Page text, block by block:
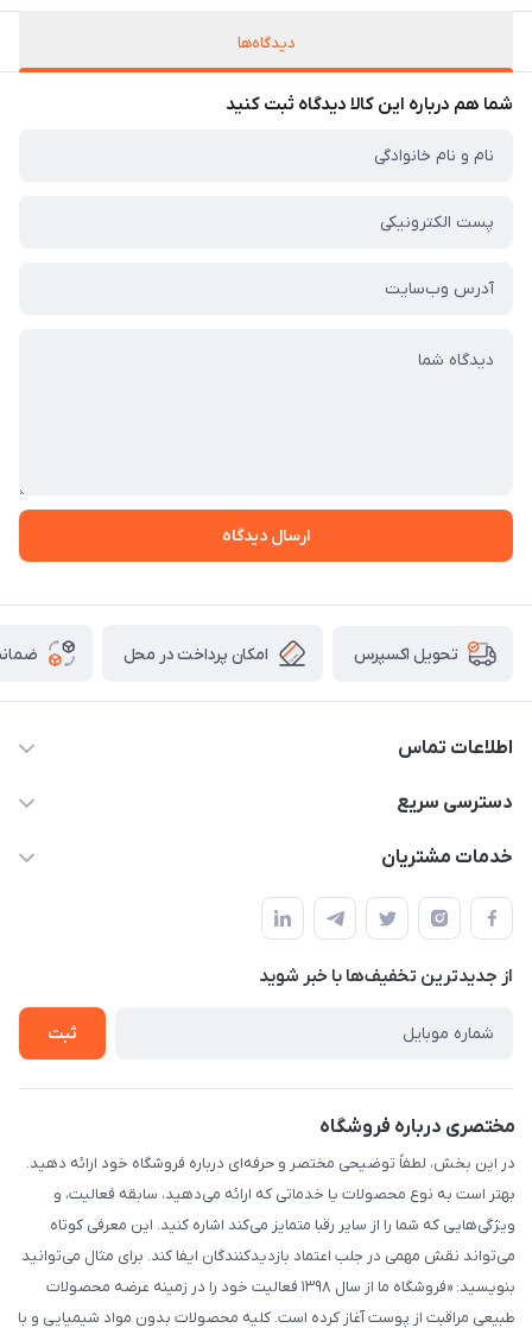
دیدگاه‌ها
شما هم درباره این کالا دیدگاه ثبت کنید
ارسال دیدگاه
تحویل اکسپرس امکان پرداخت در محل
اطلاعات تماس
۰۲۱۰۰۰۰۰۰۰۰
دسترسی سریع
حساب کاربری
لیست محصولات
درباره ما
خدمات مشتریان
قوانین و مقررات
حریم خصوصی
راهنما
از جدید‌ترین تخفیف‌ها با‌ خبر شوید
ثبت
مختصری درباره فروشگاه
در این بخش، لطفاً توضیحی مختصر و حرفه‌ای درباره فروشگاه خود ارائه دهید.
بهتر است به نوع محصولات یا خدماتی که ارائه می‌دهید، سابقه فعالیت، و
ویژگی‌هایی که شما را از سایر رقبا متمایز می‌کند اشاره کنید. این معرفی کوتاه
می‌تواند نقش مهمی در جلب اعتماد بازدیدکنندگان ایفا کند. برای مثال می‌توانید
بنویسید: «فروشگاه ما از سال ۱۳۹۸ فعالیت خود را در زمینه عرضه محصولات
طبیعی مراقبت از پوست آغاز کرده است. کلیه محصولات بدون مواد شیمیایی و با